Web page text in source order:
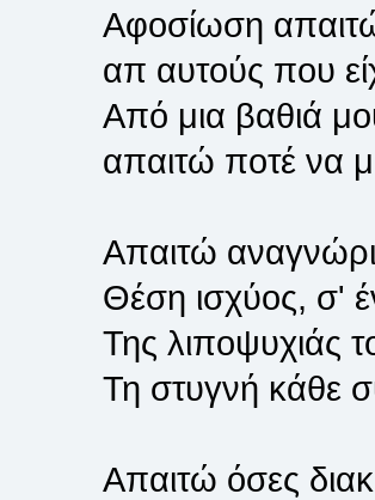
Αφοσίωση
απ αυτούς που
Από μια βαθιά
απαιτώ ποτέ να
Απαιτώ
Θέση ισχύος, σ'
Της λιποψυχιάς
Τη στυγνή κάθε
Απαιτώ όσες